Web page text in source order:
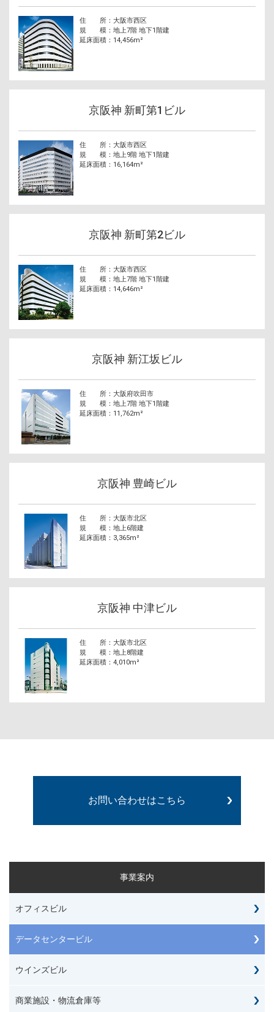
住 所
大阪市西区
規 模
地上7階 地下1階建
延床面積
14,456m²
京阪神 新町第1ビル
住 所
大阪市西区
規 模
地上9階 地下1階建
延床面積
16,164m²
京阪神 新町第2ビル
住 所
大阪市西区
規 模
地上7階 地下1階建
延床面積
14,646m²
京阪神 新江坂ビル
住 所
大阪府吹田市
規 模
地上7階 地下1階建
延床面積
11,762m²
京阪神 豊崎ビル
住 所
大阪市北区
規 模
地上6階建
延床面積
3,365m²
京阪神 中津ビル
住 所
大阪市北区
規 模
地上8階建
延床面積
4,010m²
お問い合わせはこちら
事業案内
オフィスビル
データセンタービル
ウインズビル
商業施設・物流倉庫等